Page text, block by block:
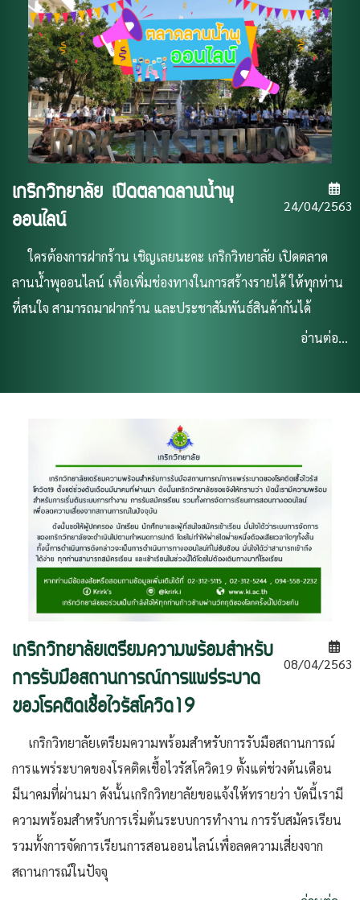
เกริกวิทยาลัย เปิดตลาดลานน้ำพุ
ออนไลน์
24/04/2563
ใครต้องการฝากร้าน เชิญเลยนะคะ เกริกวิทยาลัย เปิดตลาด
ลานน้ำพุออนไลน์ เพื่อเพิ่มช่องทางในการสร้างรายได้ ให้ทุกท่าน
ที่สนใจ สามารถมาฝากร้าน และประชาสัมพันธ์สินค้ากันได้
อ่านต่อ...
เกริกวิทยาลัยเตรียมความพร้อมสำหรับ
การรับมือสถานการณ์การแพร่ระบาด
ของโรคติดเชื้อไวรัสโควิด19
08/04/2563
เกริกวิทยาลัยเตรียมความพร้อมสำหรับการรับมือสถานการณ์
การแพร่ระบาดของโรคติดเชื้อไวรัสโควิด19 ตั้งแต่ช่วงต้นเดือน
มีนาคมที่ผ่านมา ดังนั้นเกริกวิทยาลัยขอแจ้งให้ทรายว่า บัดนี้เรามี
ความพร้อมสำหรับการเริ่มต้นระบบการทำงาน การรับสมัครเรียน
รวมทั้งการจัดการเรียนการสอนออนไลน์เพื่อลดความเสี่ยงจาก
สถานการณ์ในปัจจุ